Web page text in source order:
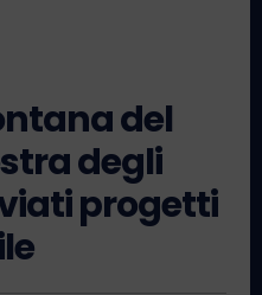
del
degli
progetti